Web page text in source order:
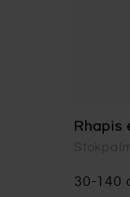
Rhapis
30-140